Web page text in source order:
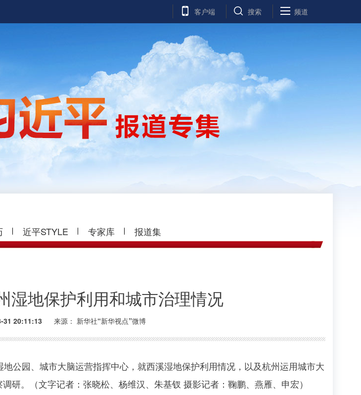
客户端 搜索 频道
近平STYLE 专家库 报道集
湿地保护利用和城市治理情况
31 20:11:13 来源： 新华社“新华视点”微博
公园、城市大脑运营指挥中心，就西溪湿地保护利用情况，以及杭州运用城市大
研。（文字记者：张晓松、杨维汉、朱基钗 摄影记者：鞠鹏、燕雁、申宏）